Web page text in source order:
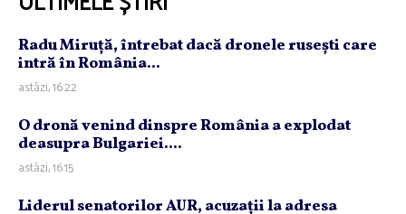
Radu Miruţă, întrebat dacă dronele ruseşti care
intră în România...
astăzi, 16:22
O dronă venind dinspre România a explodat
deasupra Bulgariei....
astăzi, 16:15
Liderul senatorilor AUR, acuzaţii la adresa